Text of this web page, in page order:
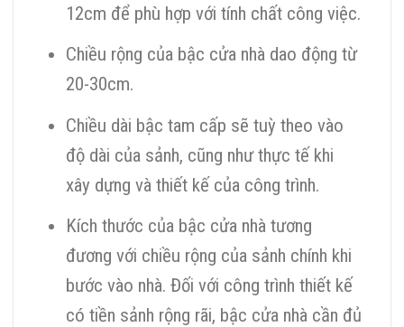
12cm để phù hợp với tính chất công việc.
Chiều rộng của bậc cửa nhà dao động từ
20-30cm.
Chiều dài bậc tam cấp sẽ tuỳ theo vào
độ dài của sảnh, cũng như thực tế khi
xây dựng và thiết kế của công trình.
Kích thước của bậc cửa nhà tương
đương với chiều rộng của sảnh chính khi
bước vào nhà. Đối với công trình thiết kế
có tiền sảnh rộng rãi, bậc cửa nhà cần đủ